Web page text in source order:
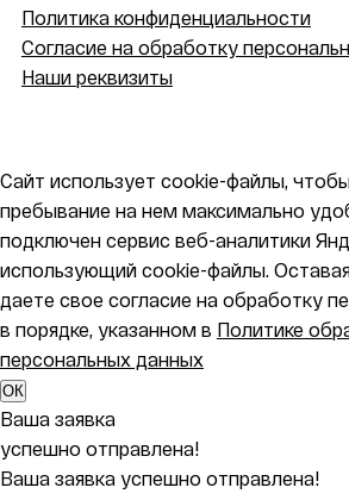
Политика конфиденциальности
Согласие на обработку
Наши реквизиты
Сайт использует cookie-файлы,
пребывание на нем максимально
подключен сервис веб-аналитики
использующий cookie-файлы.
даете свое согласие на обработку
в порядке, указанном в Политике
персональных данных
ОК
Ваша заявка
успешно отправлена!
Ваша заявка успешно отправлена!